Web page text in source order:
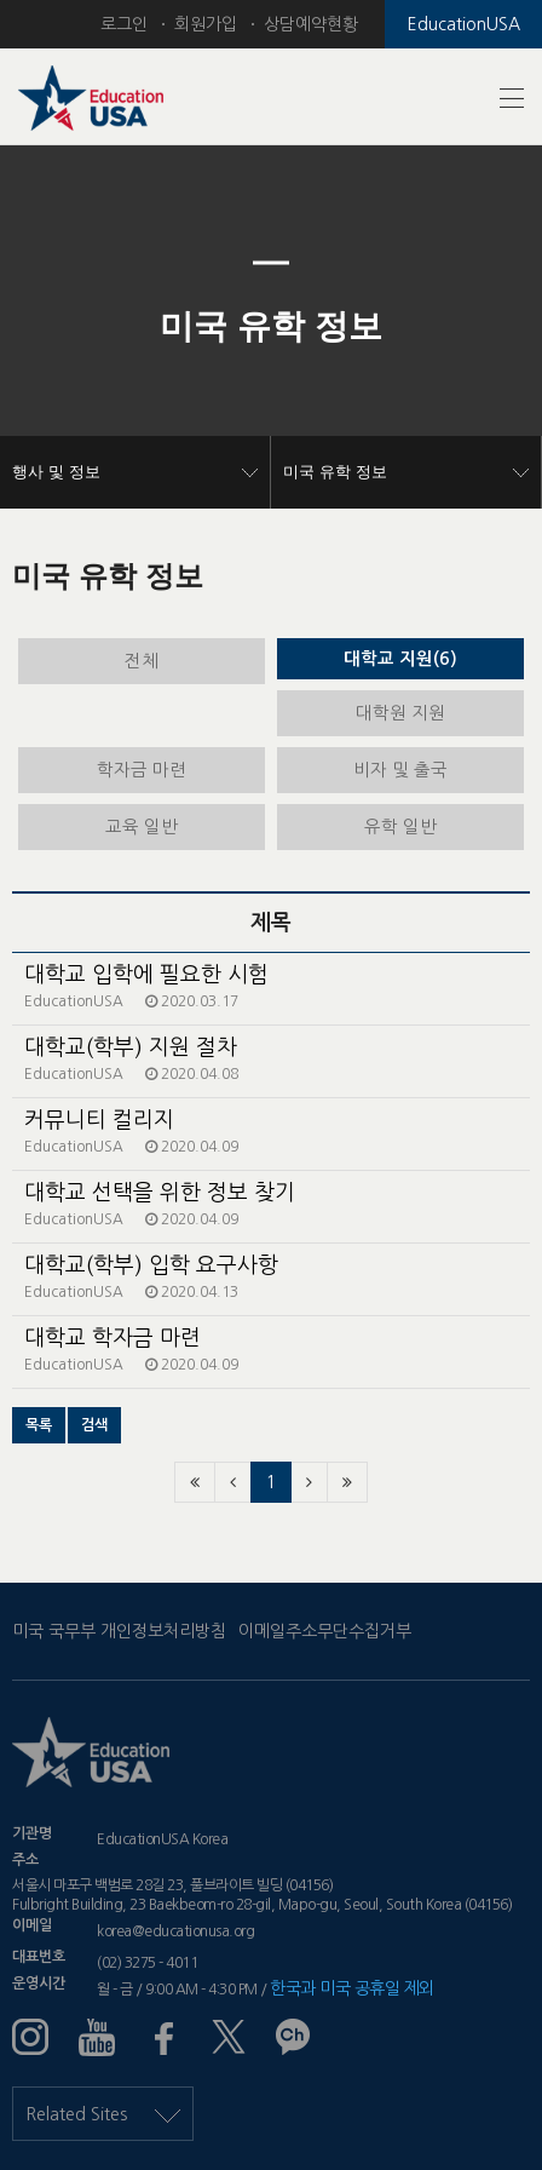
EducationUSA
로그인 회원가입 상담예약현황
미국 유학 정보
행사 및 정보 미국 유학 정보
미국 유학 정보
전체 대학교 지원(6)
대학원 지원
학자금 마련 비자 및 출국
교육 일반 유학 일반
제목
대학교 입학에 필요한 시험
EducationUSA 2020.03.17
대학교(학부) 지원 절차
EducationUSA 2020.04.08
커뮤니티 컬리지
EducationUSA 2020.04.09
대학교 선택을 위한 정보 찾기
EducationUSA 2020.04.09
대학교(학부) 입학 요구사항
EducationUSA 2020.04.13
대학교 학자금 마련
EducationUSA 2020.04.09
목록 검색
1
미국 국무부 개인정보처리방침 이메일주소무단수집거부
기관명
EducationUSA Korea
주소
서울시 마포구 백범로 28길 23, 풀브라이트 빌딩 (04156)
Fulbright Building, 23 Baekbeom-ro 28-gil, Mapo-gu, Seoul, South Korea (04156)
이메일
korea@educationusa.org
대표번호
(02) 3275 - 4011
운영시간
월 - 금 / 9:00 AM - 4:30 PM / 한국과 미국 공휴일 제외
Related Sites